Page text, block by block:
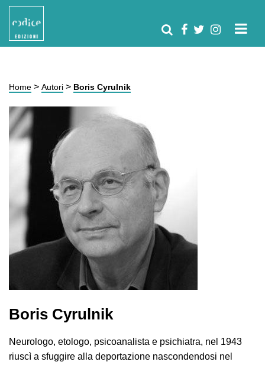
Home > Autori > Boris Cyrulnik
Boris Cyrulnik
Neurologo, etologo, psicoanalista e psichiatra, nel 1943
riuscì a sfuggire alla deportazione nascondendosi nel